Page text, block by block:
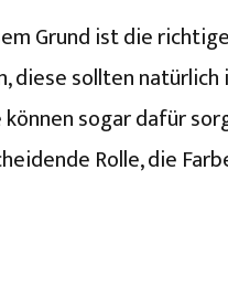
Grund ist die
diese sollten
sogar dafür
Rolle, die